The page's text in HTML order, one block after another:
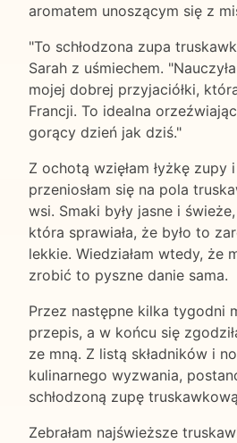
aromatem unoszącym się z
"To schłodzona zupa
Sarah z uśmiechem.
mojej dobrej przyjaciółki,
Francji. To idealna
gorący dzień jak dziś."
Z ochotą wzięłam łyżkę zupy
przeniosłam się na pola
wsi. Smaki były jasne i
która sprawiała, że było to
lekkie. Wiedziałam wtedy, że
zrobić to pyszne danie sama.
Przez następne kilka tygodni
przepis, a w końcu się
ze mną. Z listą składników i
kulinarnego wyzwania,
schłodzoną zupę
Zebrałam najświeższe